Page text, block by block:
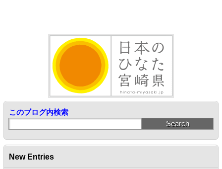
このブログ内検索
New Entries